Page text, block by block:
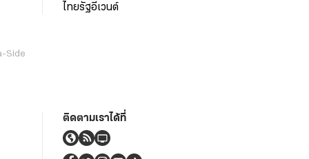
Side
ไทยรัฐอีเวนต์
ติดตามเราได้ที่